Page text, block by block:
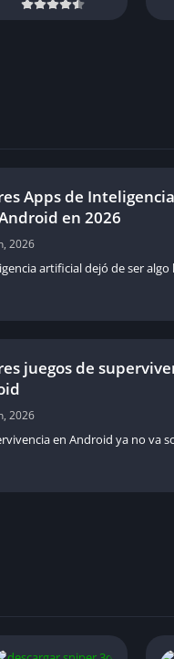
Apps de
en 2026
2026
artificial dejó de ser algo
juegos de
2026
en Android ya no va